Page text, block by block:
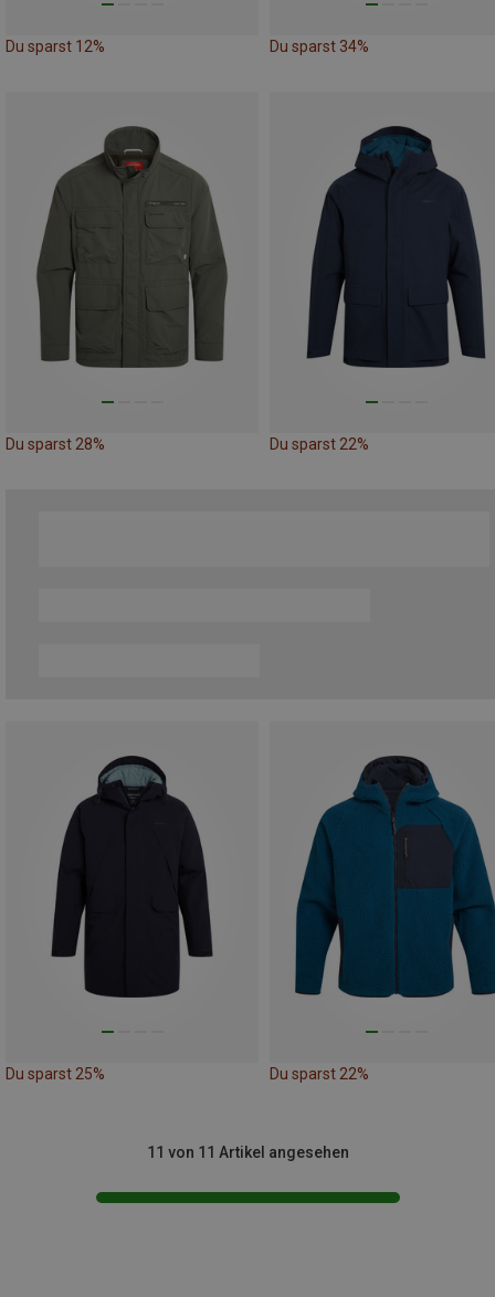
Du sparst 12% Du sparst 34%
Du sparst 28% Du sparst 22%
Du sparst 25% Du sparst 22%
11 von 11 Artikel angesehen